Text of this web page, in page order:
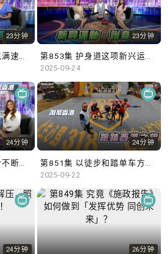
23分钟
凝聚香港：第854集 充满速度感的无人机竞速赛，挑战运动员的操控能力。
23分钟
第853集 护身道这项新兴运动，使用软海绵武器学习武士道和武德，齐来了解更多！
2025-09-24
24分钟 24分钟
2025-09-22
24分钟 26分钟